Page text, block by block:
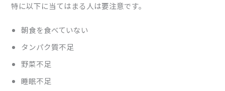
特に以下に当てはまる人は要注意です。
朝食を食べていない
タンパク質不足
野菜不足
睡眠不足